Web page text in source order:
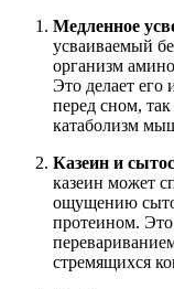
Медленное
усваиваемый
организм
Это делает его
перед сном,
катаболизм
Казеин и
казеин может
ощущению
протеином.
стремящихся